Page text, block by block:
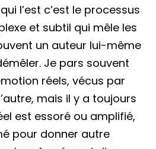
l’est c’est le processus
et subtil qui mêle les
un auteur lui-même
Je pars souvent
réels, vécus par
mais il y a toujours
est essoré ou amplifié,
pour donner autre